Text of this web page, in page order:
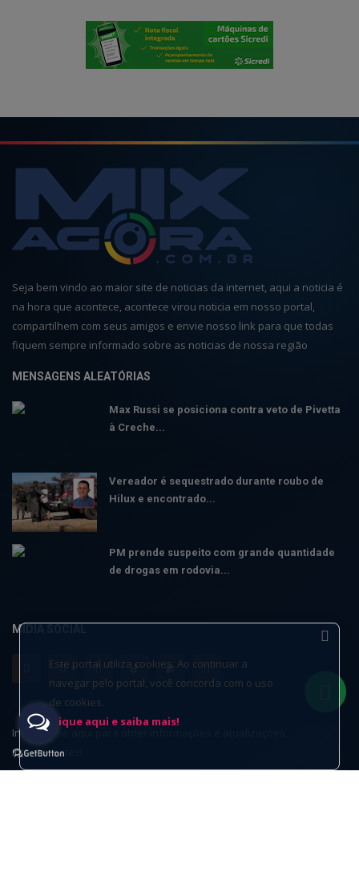
Seja bem vindo ao maior site de noticias da internet, aqui a noticia é
na hora que acontece, acontece virou noticia em nosso portal,
compartilhem com seus amigos e envie nosso link para que todas
fiquem sempre informado sobre as noticias de nossa região
MENSAGENS ALEATÓRIAS
Max Russi se posiciona contra veto de Pivetta
à Creche...
Vereador é sequestrado durante roubo de
Hilux e encontrado...
PM prende suspeito com grande quantidade
de drogas em rodovia...
MÍDIA SOCIAL
Inscreva-se aqui para obter informações e atualizações
interessantes!
Este portal utiliza cookies. Ao continuar a
navegar pelo portal, você concorda com o uso
de cookies.
Clique aqui e saiba mais!